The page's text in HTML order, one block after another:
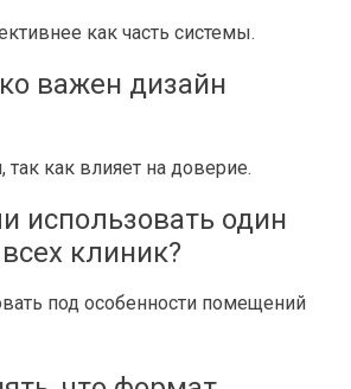
как часть системы.
важен дизайн
как влияет на доверие.
использовать один
клиник?
под особенности помещений